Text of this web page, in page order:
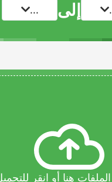
إلى ...
هنا أو انقر للتحميل